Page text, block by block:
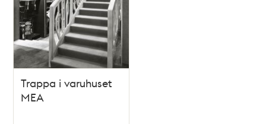
Trappa i varuhuset
MEA